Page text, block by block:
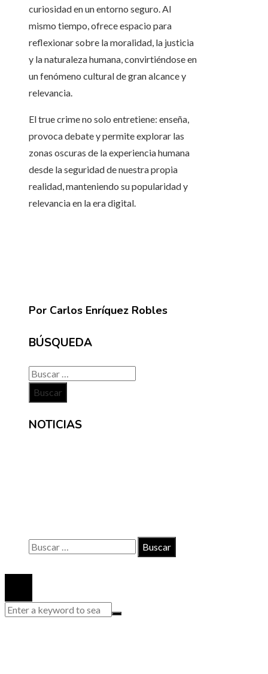
curiosidad en un entorno seguro. Al
mismo tiempo, ofrece espacio para
reflexionar sobre la moralidad, la justicia
y la naturaleza humana, convirtiéndose en
un fenómeno cultural de gran alcance y
relevancia.
El true crime no solo entretiene: enseña,
provoca debate y permite explorar las
zonas oscuras de la experiencia humana
desde la seguridad de nuestra propia
realidad, manteniendo su popularidad y
relevancia en la era digital.
Por Carlos Enríquez Robles
BÚSQUEDA
Buscar:
NOTICIAS
Buscar: